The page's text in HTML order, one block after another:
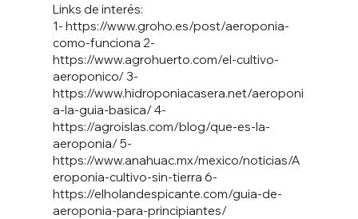
1-https://www.groho.es/post/aeroponia-
como-funciona 2-
https://www.agrohuerto.com/el-cultivo-
aeroponico/3-
https://www.hidroponiacasera.net/aeroponi
a-la-guia-basica/4-
https://agroislas.com/blog/que-es-la-
aeroponia/5-
https://www.anahuac.mx/mexico/noticias/A
eroponia-cultivo-sin-tierra 6-
https://elholandespicante.com/guia-de-
aeroponia-para-principiantes/
Links de interés: